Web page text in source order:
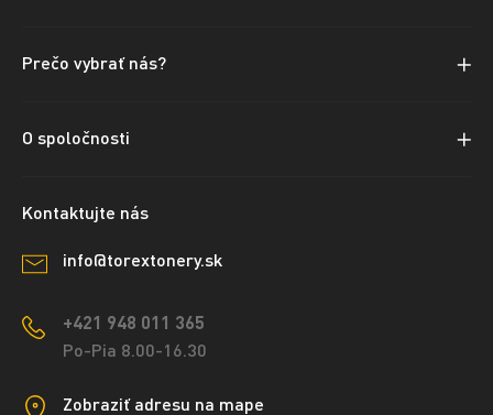
Prečo vybrať nás?
O spoločnosti
Kontaktujte nás
info@torextonery.sk
+421 948 011 365
Po-Pia 8.00-16.30
Zobraziť adresu na mape